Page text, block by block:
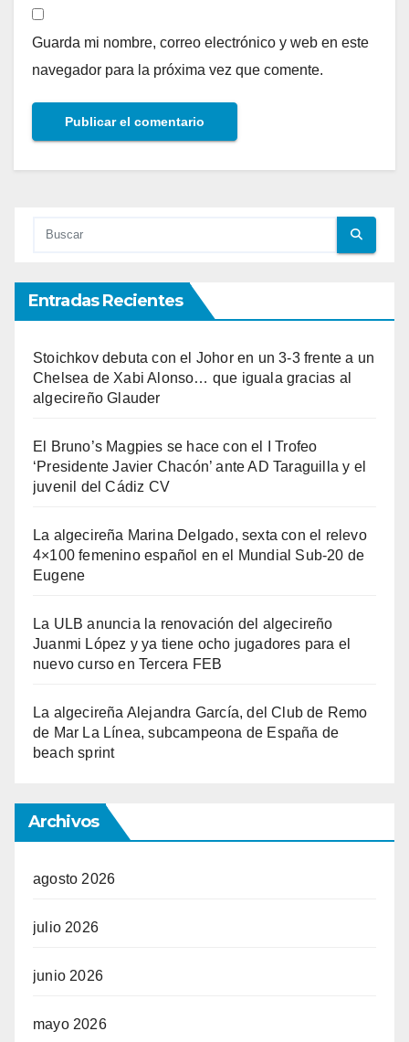
Guarda mi nombre, correo electrónico y web en este
navegador para la próxima vez que comente.
Entradas Recientes
Stoichkov debuta con el Johor en un 3-3 frente a un
Chelsea de Xabi Alonso… que iguala gracias al
algecireño Glauder
El Bruno’s Magpies se hace con el I Trofeo
‘Presidente Javier Chacón’ ante AD Taraguilla y el
juvenil del Cádiz CV
La algecireña Marina Delgado, sexta con el relevo
4×100 femenino español en el Mundial Sub-20 de
Eugene
La ULB anuncia la renovación del algecireño
Juanmi López y ya tiene ocho jugadores para el
nuevo curso en Tercera FEB
La algecireña Alejandra García, del Club de Remo
de Mar La Línea, subcampeona de España de
beach sprint
Archivos
agosto 2026
julio 2026
junio 2026
mayo 2026